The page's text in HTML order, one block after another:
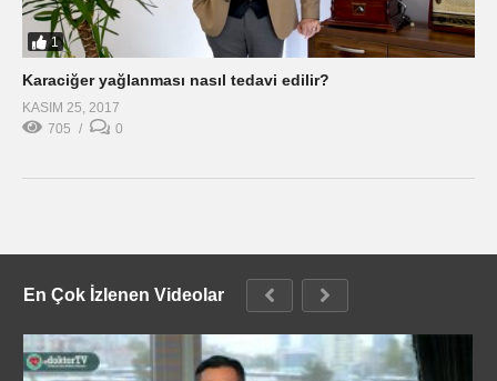
1
Karaciğer yağlanması nasıl tedavi edilir?
KASIM 25, 2017
705
0
En Çok İzlenen Videolar